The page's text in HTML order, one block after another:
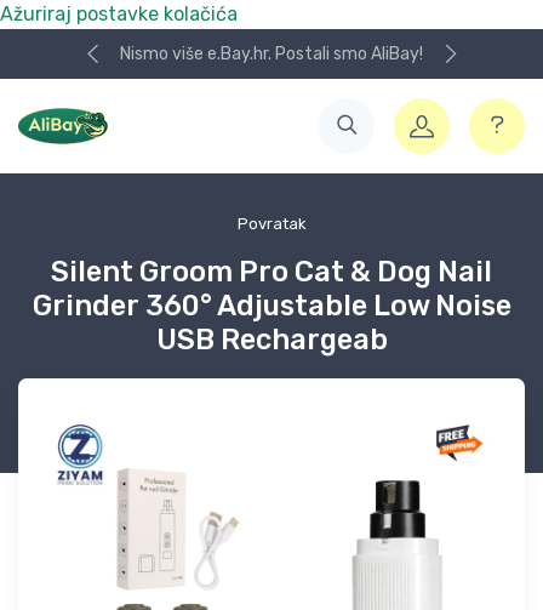
Ažuriraj postavke kolačića
Nismo više e.Bay.hr. Postali smo AliBay!
Povratak
Silent Groom Pro Cat & Dog Nail
Grinder 360° Adjustable Low Noise
USB Rechargeab